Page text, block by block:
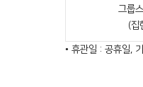
그룹
(집
• 휴관일 : 공휴일,